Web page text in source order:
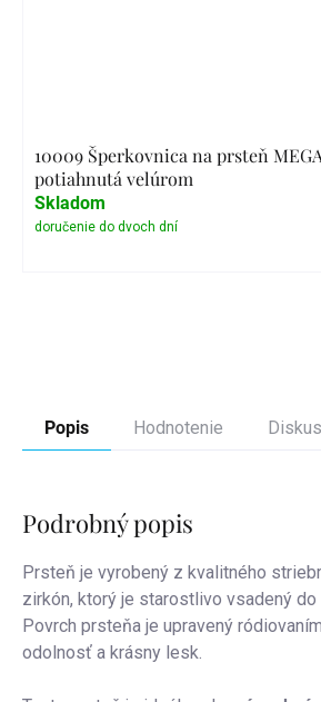
10009 Šperkovnica na prsteň
potiahnutá velúrom
Skladom
Popis Hodnotenie
Podrobný popis
Prsteň je vyrobený z kvalitného
zirkón, ktorý je starostlivo vsadený do
Povrch prsteňa je upravený
odolnosť a krásny lesk.